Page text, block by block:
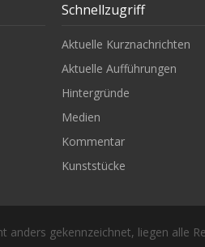
anders gekennzeichnet, liegen alle
Schnellzugriff
Aktuelle Kurznachrichten
Aktuelle Aufführungen
Hintergründe
Medien
Kommentar
Kunststücke